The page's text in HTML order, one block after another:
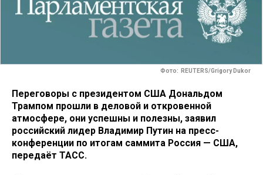
Фото: REUTERS/Grigory Dukor
Переговоры с президентом США Дональдом
Трампом прошли в деловой и откровенной
атмосфере, они успешны и полезны, заявил
российский лидер Владимир Путин на пресс-
конференции по итогам саммита Россия — США,
передаёт ТАСС.